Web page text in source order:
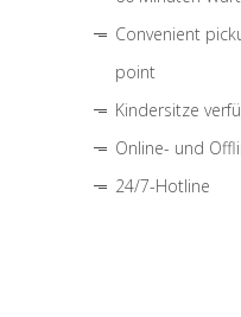
Convenient
point
Kindersitze
Online- und
24/7-Hotline